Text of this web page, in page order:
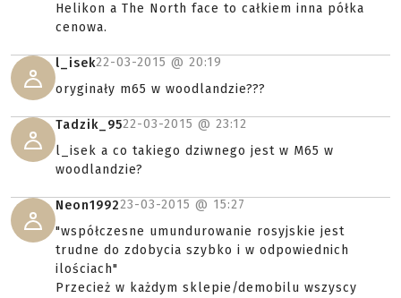
Helikon a The North face to całkiem inna półka
cenowa.
l_isek22-03-2015 @ 20:19
oryginały m65 w woodlandzie???
Tadzik_9522-03-2015 @ 23:12
l_isek a co takiego dziwnego jest w M65 w
woodlandzie?
Neon199223-03-2015 @ 15:27
"współczesne umundurowanie rosyjskie jest
trudne do zdobycia szybko i w odpowiednich
ilościach"
Przecież w każdym sklepie/demobilu wszyscy